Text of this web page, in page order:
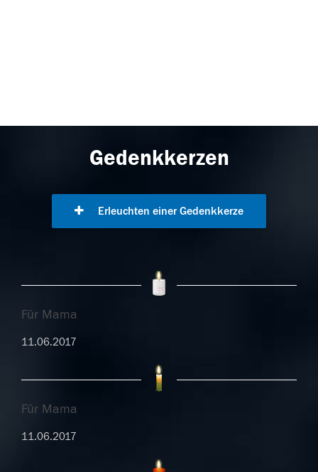
Gedenkkerzen
Erleuchten einer Gedenkkerze
Für Mama
11.06.2017
Für Mama
11.06.2017